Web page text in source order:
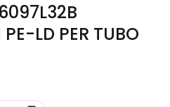
LD PER TUBO